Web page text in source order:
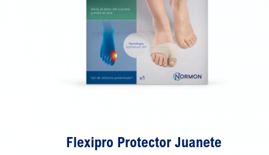
Flexipro Protector Juanete